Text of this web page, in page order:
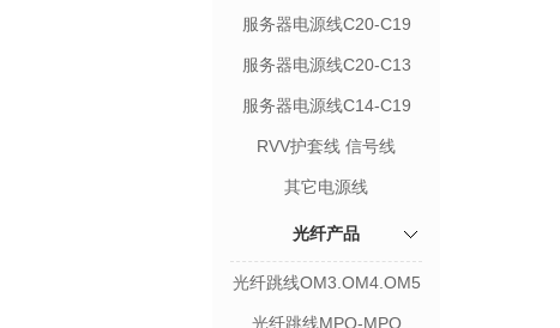
服务器电源线C20-C19
服务器电源线C20-C13
服务器电源线C14-C19
RVV护套线 信号线
其它电源线
光纤产品
光纤跳线OM3.OM4.OM5
光纤跳线MPO-MPO